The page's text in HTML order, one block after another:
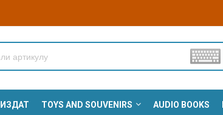
TOYS AND SOUVENIRS AUDIO BOOKS